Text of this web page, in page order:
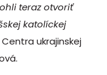
teraz otvoriť
katolíckej
ukrajinskej